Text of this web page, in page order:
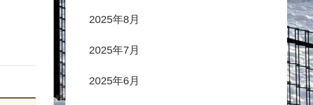
2025年8月
2025年7月
2025年6月